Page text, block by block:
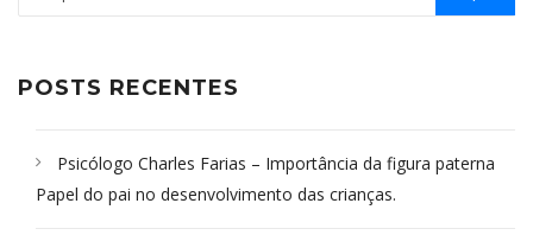
POSTS RECENTES
Psicólogo Charles Farias – Importância da figura paterna
Papel do pai no desenvolvimento das crianças.